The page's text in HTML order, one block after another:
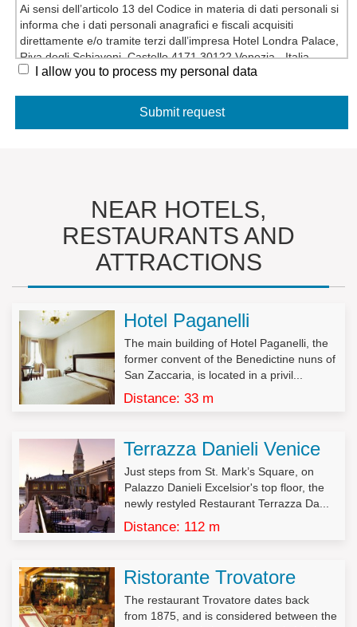
Ai sensi dell’articolo 13 del Codice in materia di dati personali si
informa che i dati personali anagrafici e fiscali acquisiti
direttamente e/o tramite terzi dall’impresa Hotel Londra Palace,
Riva degli Schiavoni, Castello 4171 30122 Venezia - Italia
titolare del trattamento, vengono trattati in forma cartacea,
nonché per consentire una efficace gestione dei rapporti
saranno trasferiti a terzi.
Il mancato conferimento dei dati, ove non obbligatorio, verrà
valutato di volta in volta dall’azienda titolare del trattamento e
determinerà le conseguenti decisioni rapportate all’importanza
dei dati richiesti rispetto alla gestione del rapporto commerciale.
I dati non saranno oggetto di diffusione.
L’interessato potrà esercitare tutti i diritti di cui all’art. 7 del DL
196/2003 (tra cui i diritti di accesso, rettifica, aggiornamento, di
opposizione al trattamento e di cancellazione).
Decreto Legislativo n.196/2003, Art. 7 – Diritto di accesso ai dati
1. L’interessato ha diritto di ottenere la conferma dell’esistenza
o meno di dati personali che lo riguardano, anche se non
ancora registrati, e la loro comunicazione in forma intelligibile.
2. L’interessato ha diritto di ottenere l’indicazione:
a) dell’origine dei dati personali;
c) della logica applicata in caso di trattamento effettuato con
l’ausilio di strumenti elettronici;
d) degli estremi identificativi del titolare, dei responsabili e del
rappresentante designato ai sensi dell’articolo 5, comma 2;
I allow you to process my personal data
NEAR HOTELS,
RESTAURANTS AND
ATTRACTIONS
Hotel Paganelli
The main building of Hotel Paganelli, the
former convent of the Benedictine nuns of
San Zaccaria, is located in a privil...
Distance: 33 m
Terrazza Danieli Venice
Just steps from St. Mark’s Square, on
Palazzo Danieli Excelsior's top floor, the
newly restyled Restaurant Terrazza Da...
Distance: 112 m
Ristorante Trovatore
The restaurant Trovatore dates back
from 1875, and is considered between the